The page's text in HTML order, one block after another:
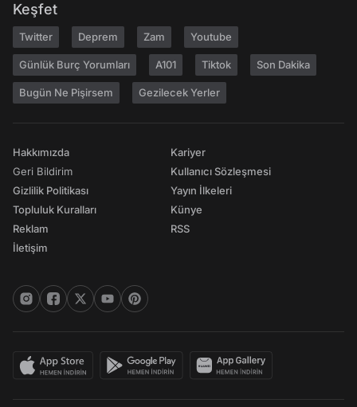
Keşfet
Twitter Deprem Zam Youtube
Günlük Burç Yorumları A101 Tiktok Son Dakika
Bugün Ne Pişirsem Gezilecek Yerler
Hakkımızda
Geri Bildirim
Gizlilik Politikası
Topluluk Kuralları
Reklam
İletişim
Kariyer
Kullanıcı Sözleşmesi
Yayın İlkeleri
Künye
RSS